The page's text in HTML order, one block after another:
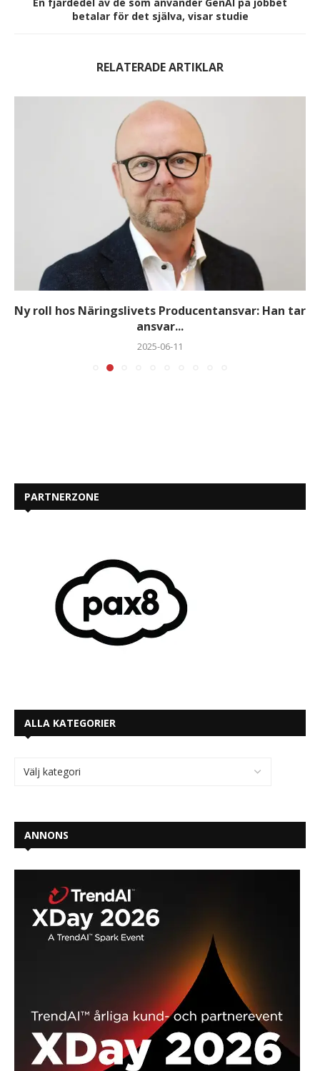
betalar för det själva, visar studie
RELATERADE ARTIKLAR
Ny roll hos Näringslivets Producentansvar: Han tar
ansvar...
2025-06-11
PARTNERZONE
ALLA KATEGORIER
ANNONS